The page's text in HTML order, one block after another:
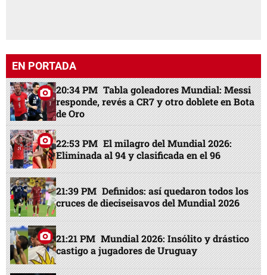
EN PORTADA
20:34 PM Tabla goleadores Mundial: Messi
responde, revés a CR7 y otro doblete en Bota
de Oro
22:53 PM El milagro del Mundial 2026:
Eliminada al 94 y clasificada en el 96
21:39 PM Definidos: así quedaron todos los
cruces de dieciseisavos del Mundial 2026
21:21 PM Mundial 2026: Insólito y drástico
castigo a jugadores de Uruguay